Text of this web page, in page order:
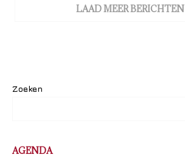
LAAD MEER BERICHTEN
Zoeken
AGENDA